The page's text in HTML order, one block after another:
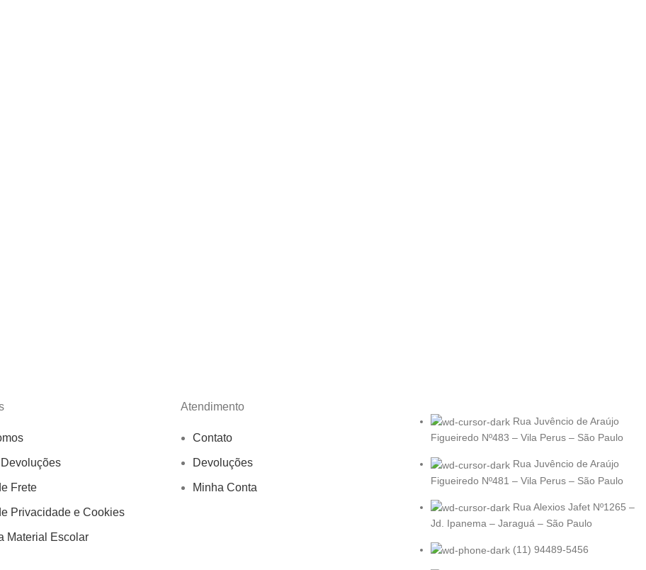
Frete
Privacidade e Cookies
Material Escolar
Atendimento
Contato
Devoluções
Minha Conta
Rua Juvêncio de Araújo
Figueiredo Nº483 – Vila Perus – São Paulo
Rua Juvêncio de Araújo
Figueiredo Nº481 – Vila Perus – São Paulo
Rua Alexios Jafet Nº1265 –
Jd. Ipanema – Jaraguá – São Paulo
(11) 94489-5456